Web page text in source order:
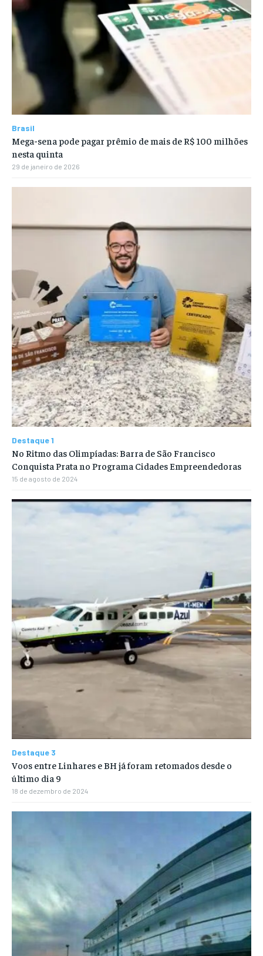
Brasil
Mega-sena pode pagar prêmio de mais de R$ 100 milhões
nesta quinta
29 de janeiro de 2026
Destaque 1
No Ritmo das Olimpíadas: Barra de São Francisco
Conquista Prata no Programa Cidades Empreendedoras
15 de agosto de 2024
Destaque 3
Voos entre Linhares e BH já foram retomados desde o
último dia 9
18 de dezembro de 2024